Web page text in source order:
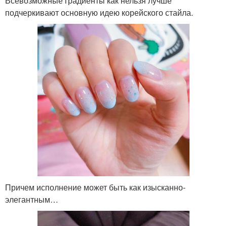
подчеркивают основную идею корейского стайла.
Причем исполнение может быть как изысканно-
элегантным…